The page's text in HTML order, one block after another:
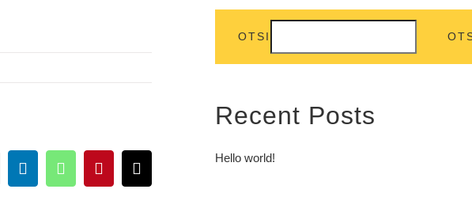
LinkedInWhatsAppPinterestEmail
OTSI
Recent Posts
Hello world!